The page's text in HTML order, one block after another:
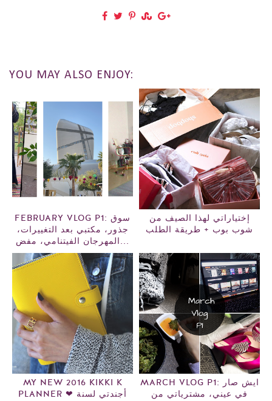
YOU MAY ALSO ENJOY:
FEBRUARY VLOG P1: سوق
جذور، مكتبي بعد التغييرات،
المهرجان الفيتنامي، مفض...
إختياراتي لهذا الصيف من
شوب بوب + طريقة الطلب
MY NEW 2016 KIKKI K
PLANNER ❤ أجندتي لسنة
MARCH VLOG P1: ايش صار
في عيني، مشترياتي من